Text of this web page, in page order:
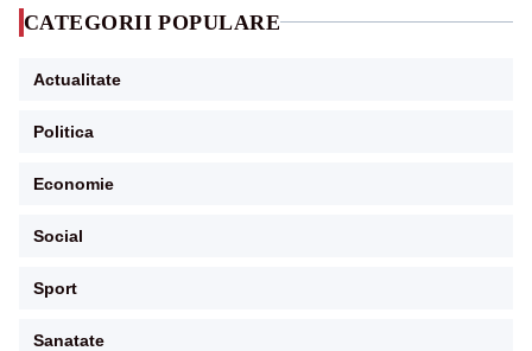
CATEGORII POPULARE
Actualitate
Politica
Economie
Social
Sport
Sanatate